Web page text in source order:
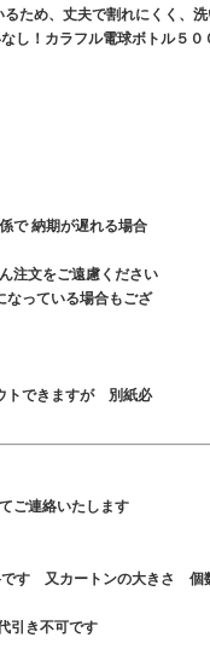
ため、丈夫で割れにくく、
し！カラフル電球ボトル５０
で 納期が遅れる場合
注文をご遠慮ください
なっている場合もござ
トできますが 別紙必
ご連絡いたします
です 又カートンの大きさ 個
引き不可です